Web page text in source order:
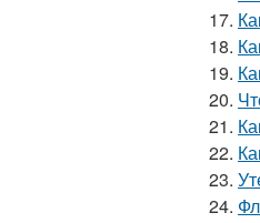
17.
18.
19.
20.
21.
22.
23.
24.